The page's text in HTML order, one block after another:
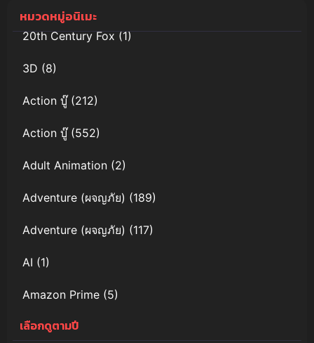
หมวดหมู่อนิเมะ
20th Century Fox(1)
3D (8)
Action บู๊(212)
Action บู๊(552)
Adult Animation (2)
Adventure (ผจญภัย) (189)
Adventure (ผจญภัย) (117)
AI (1)
Amazon Prime (5)
Anal (ประตูหลัง)
เลือกดูตามปี